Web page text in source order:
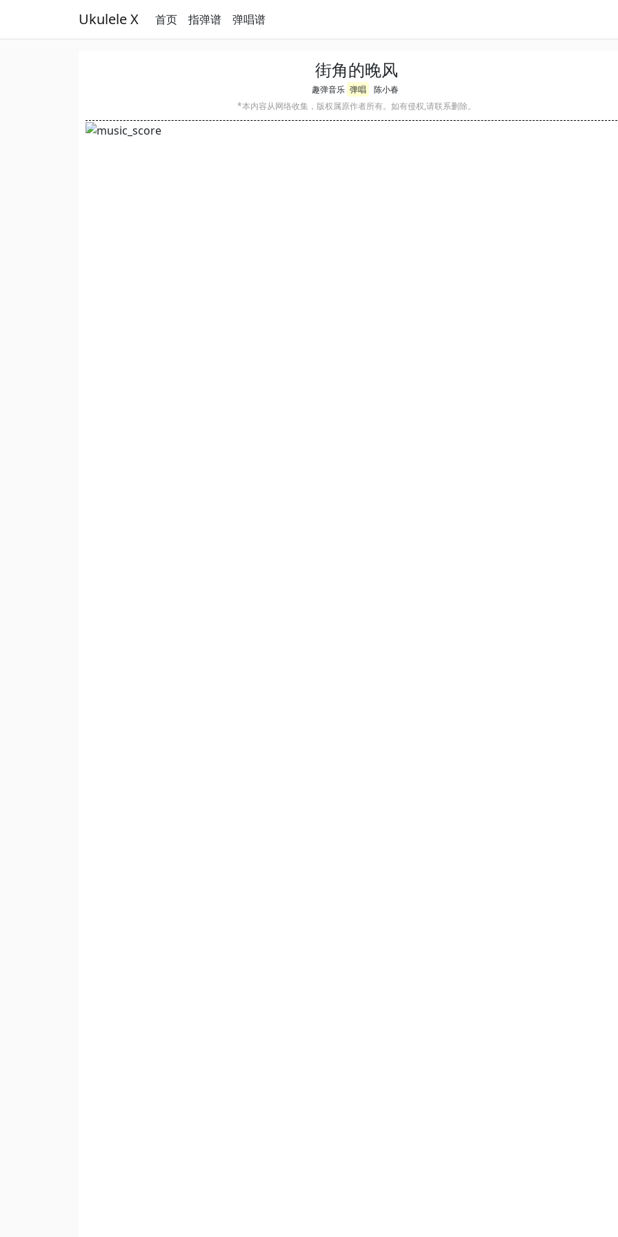
Ukulele X 首页 指弹谱 弹唱谱
街角的晚风
趣弹音乐 弹唱
陈小春
*本内容从网络收集，版权属原作者所有。如有侵权,请联系删除。